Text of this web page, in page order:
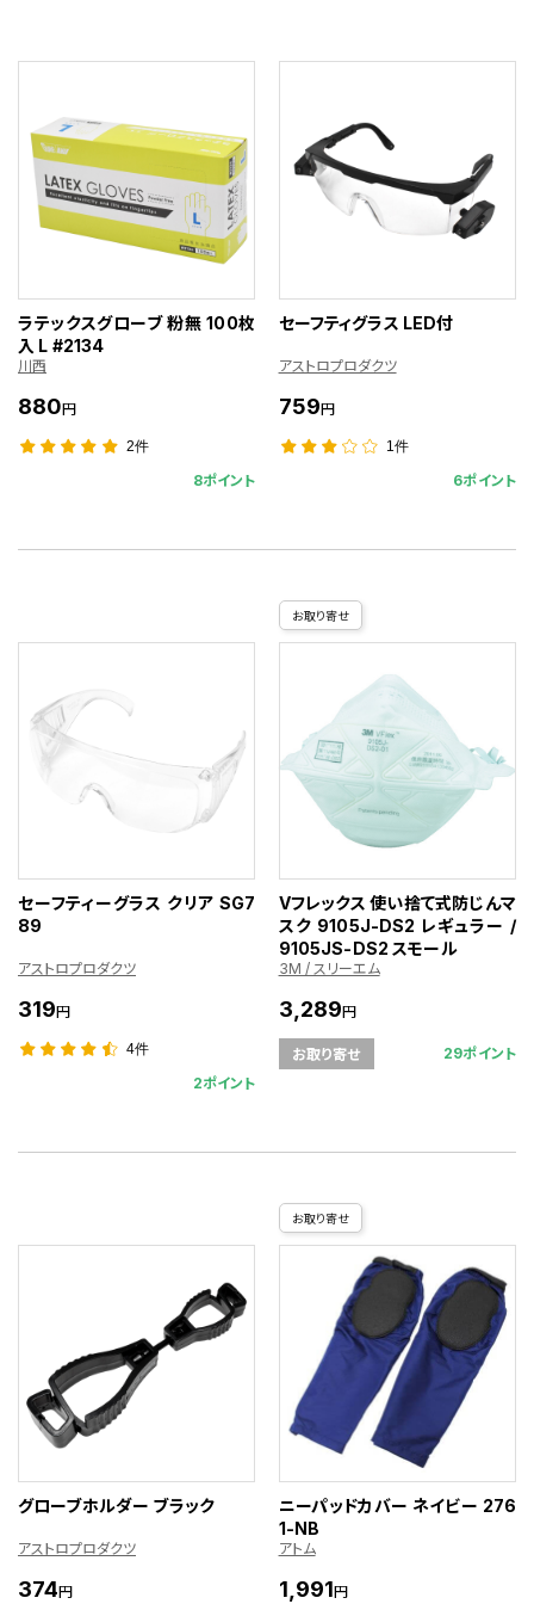
ラテックスグローブ 粉無 100枚
入 L #2134
川西
880円
2件
8ポイント
セーフティグラス LED付
アストロプロダクツ
759円
1件
6ポイント
セーフティーグラス クリア SG7
89
アストロプロダクツ
319円
4件
2ポイント
お取り寄せ
Vフレックス 使い捨て式防じんマ
スク 9105J-DS2 レギュラー /
9105JS-DS2 スモール
3M / スリーエム
3,289円
お取り寄せ 29ポイント
グローブホルダー ブラック
アストロプロダクツ
374円
お取り寄せ
ニーパッドカバー ネイビー 276
1-NB
アトム
1,991円